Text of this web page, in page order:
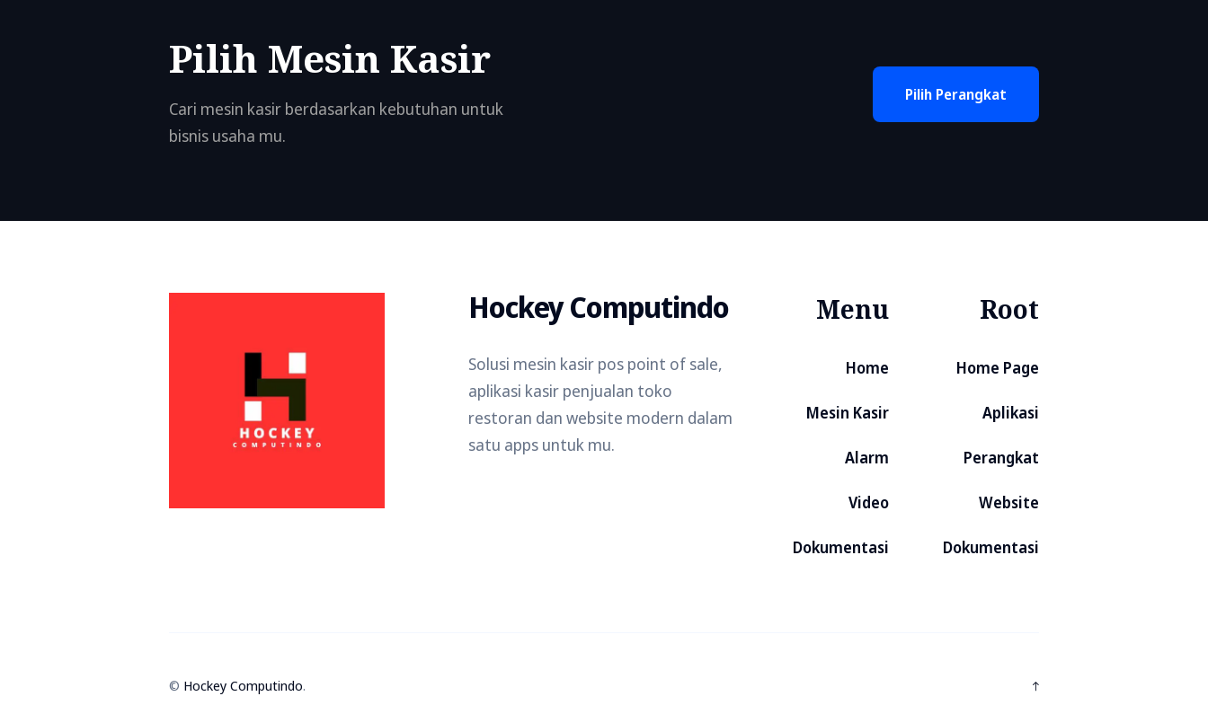
Pilih Mesin Kasir
Cari mesin kasir berdasarkan kebutuhan untuk
bisnis usaha mu.
Pilih Perangkat
Hockey Computindo
Solusi mesin kasir pos point of sale,
aplikasi kasir penjualan toko
restoran dan website modern dalam
satu apps untuk mu.
Menu
Home
Mesin Kasir
Alarm
Video
Dokumentasi
Root
Home Page
Aplikasi
Perangkat
Website
Dokumentasi
© Hockey Computindo.